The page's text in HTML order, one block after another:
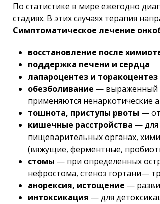
По статистике в мире ежегодно
стадиях. В этих случаях терапия
Симптоматическое лечение
восстановление после
поддержка печени и сердца
лапароцентез и торакоцентез
обезболивание — выраженный
применяются ненаркотические
тошнота, приступы рвоты —
кишечные расстройства — для
пищеварительных органах,
(вяжущие, ферментные,
стомы — при определенных
нефростома, стеноз гортани—
анорексия, истощение —
интоксикация — для